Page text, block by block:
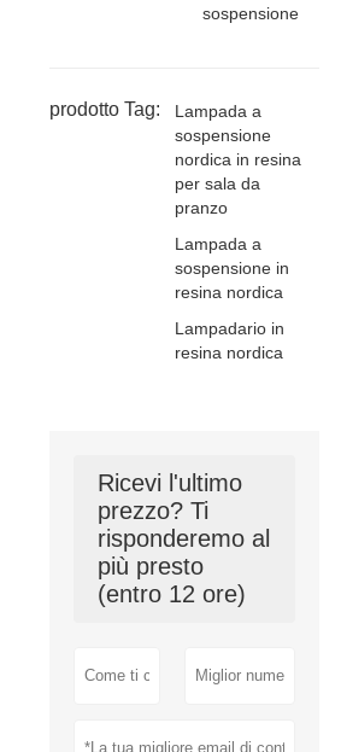
sospensione
prodotto Tag:
Lampada a
sospensione
nordica in resina
per sala da
pranzo
Lampada a
sospensione in
resina nordica
Lampadario in
resina nordica
Ricevi l'ultimo
prezzo? Ti
risponderemo al
più presto
(entro 12 ore)